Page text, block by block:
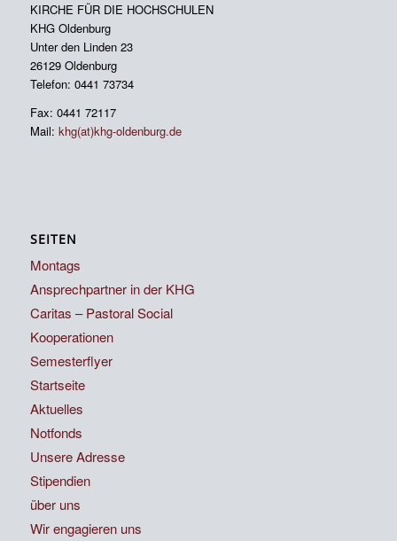
KIRCHE FÜR DIE HOCHSCHULEN
KHG Oldenburg
Unter den Linden 23
26129 Oldenburg
Telefon: 0441 73734
Fax: 0441 72117
Mail: khg(at)khg-oldenburg.de
SEITEN
Montags
Ansprechpartner in der KHG
Caritas – Pastoral Social
Kooperationen
Semesterflyer
Startseite
Aktuelles
Notfonds
Unsere Adresse
Stipendien
über uns
Wir engagieren uns